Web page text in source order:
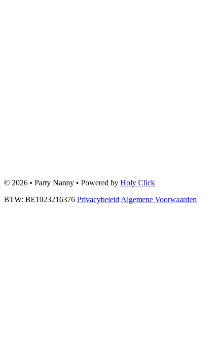
© 2026 • Party Nanny • Powered by Holy Click
BTW: BE1023216376 Privacybeleid Algemene Voorwaarden